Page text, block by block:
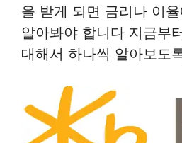
을 받게 되면 금리나 이
알아봐야 합니다 지금부
대해서 하나씩 알아보도